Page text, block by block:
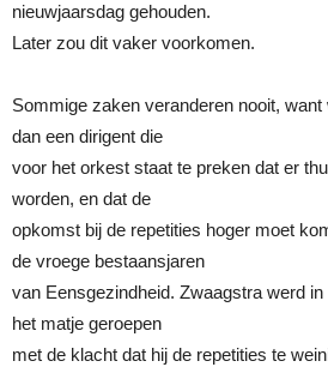
nieuwjaarsdag gehouden.
Later zou dit vaker voorkomen.
Sommige zaken veranderen nooit,
dan een dirigent die
voor het orkest staat te preken dat er
worden, en dat de
opkomst bij de repetities hoger moet
de vroege bestaansjaren
van Eensgezindheid. Zwaagstra werd
het matje geroepen
met de klacht dat hij de repetities te